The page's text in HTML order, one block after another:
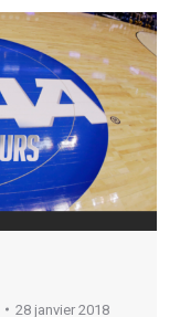
28 janvier 2018